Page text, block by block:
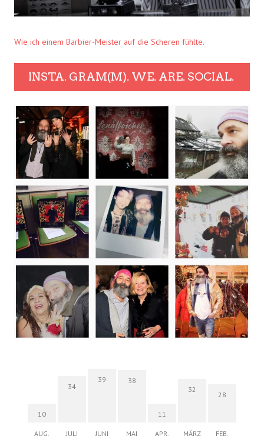
Wie ich einem Barbier-Meister auf die Scheren fühlte.
INSTA. GRAM(M). WE. ARE. SOCIAL.
10
AUG.
34
JULI
39
JUNI
38
MAI
11
APR.
32
MÄRZ
28
FEB.